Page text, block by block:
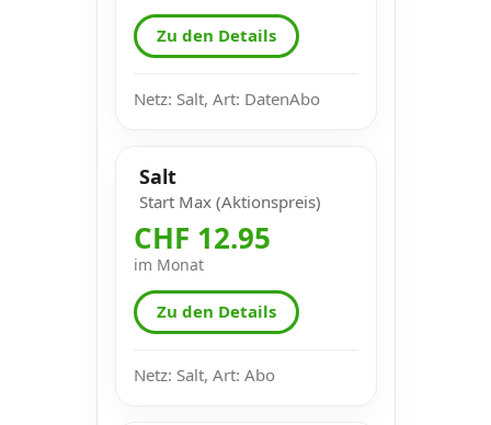
Zu den Details
Netz: Salt, Art: DatenAbo
Salt
Start Max (Aktionspreis)
CHF 12.95
im Monat
Zu den Details
Netz: Salt, Art: Abo